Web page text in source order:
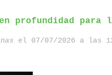
profundidad
el 07/07/2026 a las